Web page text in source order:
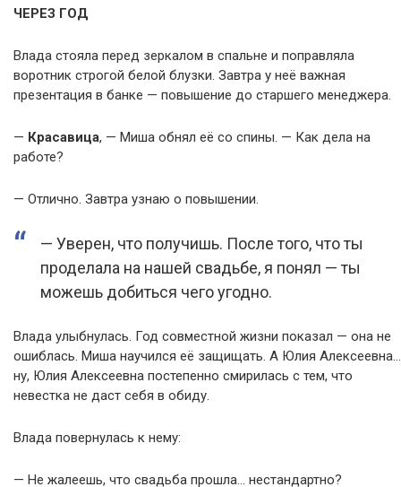
ЧЕРЕЗ ГОД
Влада стояла перед зеркалом в спальне и поправляла
воротник строгой белой блузки. Завтра у неё важная
презентация в банке — повышение до старшего менеджера.
— Красавица, — Миша обнял её со спины. — Как дела на
работе?
— Отлично. Завтра узнаю о повышении.
— Уверен, что получишь. После того, что ты
проделала на нашей свадьбе, я понял — ты
можешь добиться чего угодно.
Влада улыбнулась. Год совместной жизни показал — она не
ошиблась. Миша научился её защищать. А Юлия Алексеевна…
ну, Юлия Алексеевна постепенно смирилась с тем, что
невестка не даст себя в обиду.
Влада повернулась к нему:
— Не жалеешь, что свадьба прошла… нестандартно?